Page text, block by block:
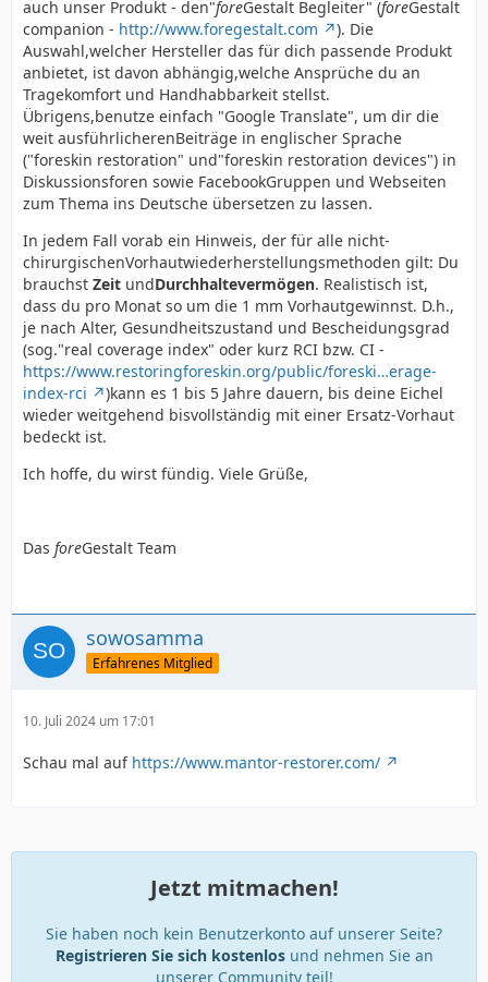
auch unser Produkt - den"foreGestalt Begleiter" (foreGestalt
companion - http://www.foregestalt.com
). Die
Auswahl,welcher Hersteller das für dich passende Produkt
anbietet, ist davon abhängig,welche Ansprüche du an
Tragekomfort und Handhabbarkeit stellst.
Übrigens,benutze einfach "Google Translate", um dir die
weit ausführlicherenBeiträge in englischer Sprache
("foreskin restoration" und"foreskin restoration devices") in
Diskussionsforen sowie FacebookGruppen und Webseiten
zum Thema ins Deutsche übersetzen zu lassen.
In jedem Fall vorab ein Hinweis, der für alle nicht-
chirurgischenVorhautwiederherstellungsmethoden gilt: Du
brauchst Zeit undDurchhaltevermögen. Realistisch ist,
dass du pro Monat so um die 1 mm Vorhautgewinnst. D.h.,
je nach Alter, Gesundheitszustand und Bescheidungsgrad
(sog."real coverage index" oder kurz RCI bzw. CI -
https://www.restoringforeskin.org/public/foreski…erage-
index-rci
)kann es 1 bis 5 Jahre dauern, bis deine Eichel
wieder weitgehend bisvollständig mit einer Ersatz-Vorhaut
bedeckt ist.
Ich hoffe, du wirst fündig. Viele Grüße,
Das foreGestalt Team
sowosamma
Erfahrenes Mitglied
10. Juli 2024 um 17:01
Schau mal auf https://www.mantor-restorer.com/
Jetzt mitmachen!
Sie haben noch kein Benutzerkonto auf unserer Seite?
Registrieren Sie sich kostenlosund nehmen Sie an
unserer Community teil!